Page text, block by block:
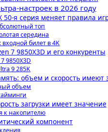
настроек в 2026 году
50-я серия меняет правила
топ
середина
входной билет в 4K
7 9850X3D и его конкуренты
9850X3D
9 285K
объем и скорость имеют
объем
загрузки имеет значение
к накопителю
компонент